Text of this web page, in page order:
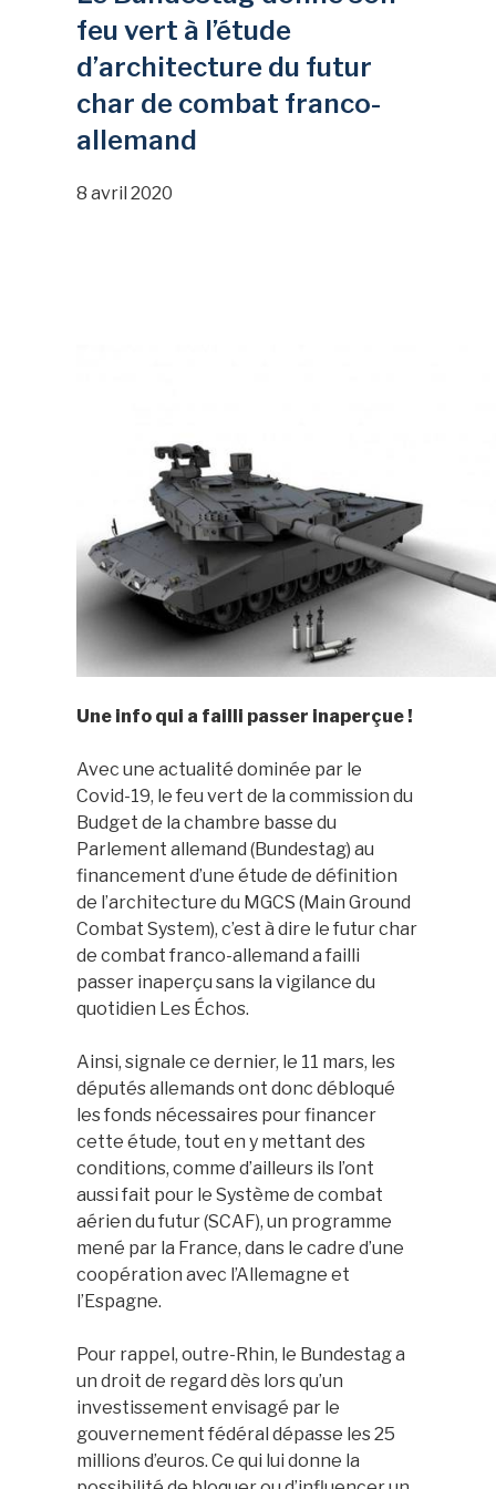
feu vert à l’étude
d’architecture du futur
char de combat franco-
allemand
8 avril 2020
Une info qui a failli passer inaperçue !
Avec une actualité dominée par le
Covid-19, le feu vert de la commission du
Budget de la chambre basse du
Parlement allemand (Bundestag) au
financement d’une étude de définition
de l’architecture du MGCS (Main Ground
Combat System), c’est à dire le futur char
de combat franco-allemand a failli
passer inaperçu sans la vigilance du
quotidien Les Échos.
Ainsi, signale ce dernier, le 11 mars, les
députés allemands ont donc débloqué
les fonds nécessaires pour financer
cette étude, tout en y mettant des
conditions, comme d’ailleurs ils l’ont
aussi fait pour le Système de combat
aérien du futur (SCAF), un programme
mené par la France, dans le cadre d’une
coopération avec l’Allemagne et
l’Espagne.
Pour rappel, outre-Rhin, le Bundestag a
un droit de regard dès lors qu’un
investissement envisagé par le
gouvernement fédéral dépasse les 25
millions d’euros. Ce qui lui donne la